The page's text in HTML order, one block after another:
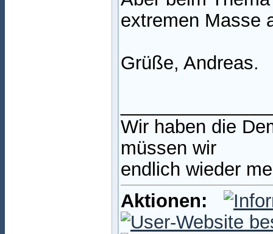
extremen Masse
Grüße, Andreas.
Wir haben die
müssen wir
endlich wieder
Aktionen: